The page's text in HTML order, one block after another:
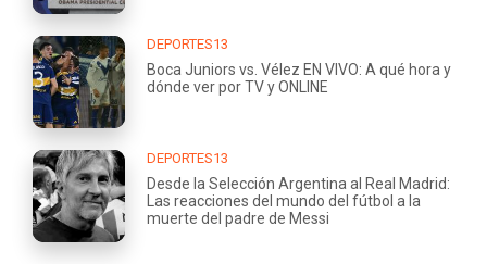
DEPORTES13
Boca Juniors vs. Vélez EN VIVO: A qué hora y
dónde ver por TV y ONLINE
DEPORTES13
Desde la Selección Argentina al Real Madrid:
Las reacciones del mundo del fútbol a la
muerte del padre de Messi